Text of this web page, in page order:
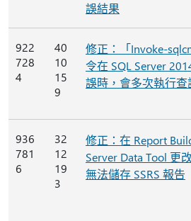
誤結果
922
728
4
40
10
15
9
修正：「Invoke-
令在 SQL Server
誤時，會多次執行查
936
781
6
32
12
19
3
修正：在 Report
Server Data Tool 更
無法儲存 SSRS 報告